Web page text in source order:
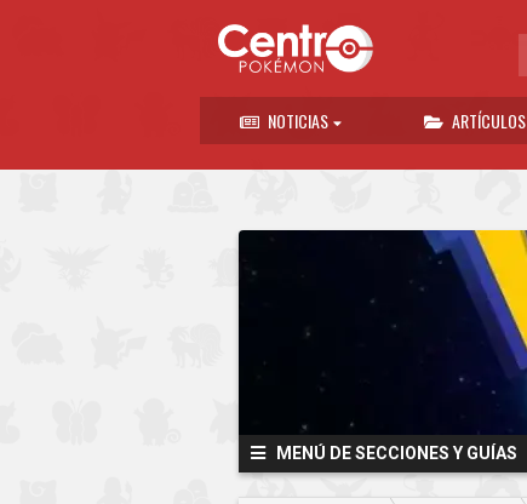
NOTICIAS ARTÍCULOS
MENÚ DE SECCIONES Y GUÍAS